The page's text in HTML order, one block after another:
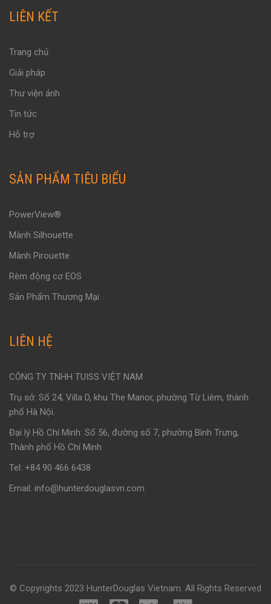
LIÊN KẾT
Trang chủ
Giải pháp
Thư viện ảnh
Tin tức
Hỗ trợ
SẢN PHẨM TIÊU BIỂU
PowerView®
Mành Silhouette
Mành Pirouette
Rèm động cơ EOS
Sản Phẩm Thương Mại
LIÊN HỆ
CÔNG TY TNHH TUISS VIỆT NAM
Trụ sở: Số 24, Villa D, khu The Manor, phường Từ Liêm, thành
phố Hà Nội.
Đại lý Hồ Chí Minh: Số 56, đường số 7, phường Bình Trưng,
Thành phố Hồ Chí Minh
Tel: +84 90 466 6438
Email: info@hunterdouglasvn.com
© Copyrights 2023 HunterDouglas Vietnam. All Rights Reserved